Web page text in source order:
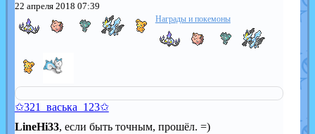
22 апреля 2018 07:39
Награды и покемоны
✩321_васька_123✩
LineHi33, если быть точным, прошёл. =)